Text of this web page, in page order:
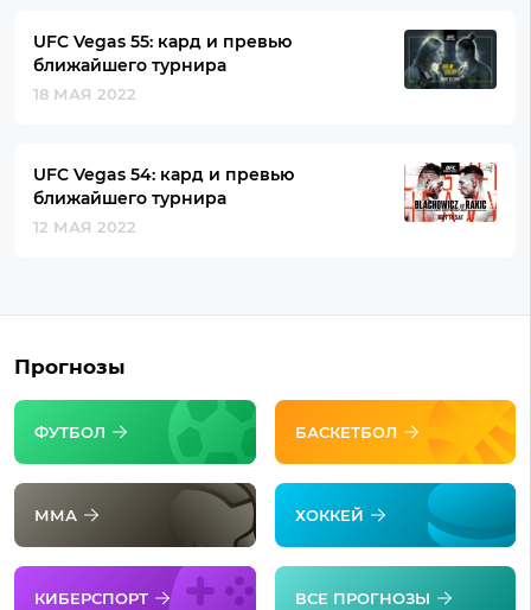
UFC Vegas 55: кард и превью
ближайшего турнира
18 МАЯ 2022
UFC Vegas 54: кард и превью
ближайшего турнира
12 МАЯ 2022
Прогнозы
ФУТБОЛ БАСКЕТБОЛ
ММА ХОККЕЙ
КИБЕРСПОРТ ВСЕ ПРОГНОЗЫ